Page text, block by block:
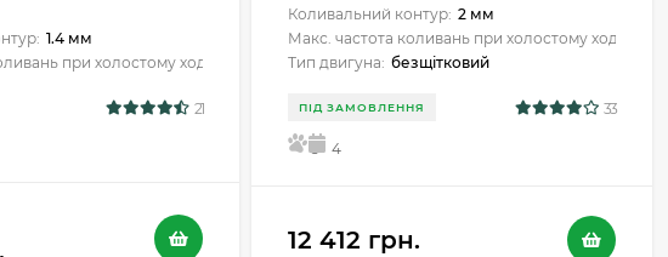
1.4 мм
при холостому ході:
26000 об/хв
21
Коливальний контур: 2 мм
Макс. частота коливань при холостому ході:
Тип двигуна: безщітковий
ПІД ЗАМОВЛЕННЯ 33
5 4
12 412 грн.